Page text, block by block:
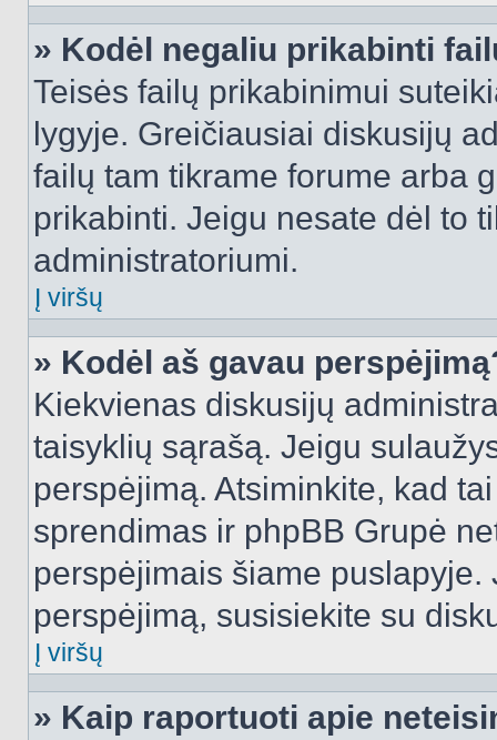
» Kodėl negaliu prikabinti
Teisės failų prikabinimui
lygyje. Greičiausiai diskusijų
failų tam tikrame forume arba
prikabinti. Jeigu nesate dėl to
administratoriumi.
Į viršų
» Kodėl aš gavau
Kiekvienas diskusijų
taisyklių sąrašą. Jeigu
perspėjimą. Atsiminkite, kad
sprendimas ir phpBB Grupė
perspėjimais šiame
perspėjimą, susisiekite su
Į viršų
» Kaip raportuoti apie